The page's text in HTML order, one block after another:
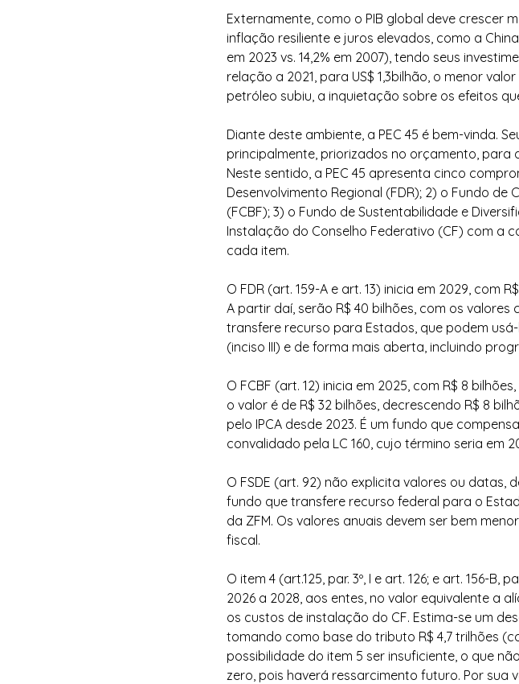
Externamente, como o PIB global deve crescer
inflação resiliente e juros elevados, como a
em 2023 vs. 14,2% em 2007), tendo seus
relação a 2021, para US$ 1,3bilhão, o menor
petróleo subiu, a inquietação sobre os efeitos
Diante deste ambiente, a PEC 45 é bem-vinda.
principalmente, priorizados no orçamento, para
Neste sentido, a PEC 45 apresenta cinco
Desenvolvimento Regional (FDR); 2) o Fundo de
(FCBF); 3) o Fundo de Sustentabilidade e
Instalação do Conselho Federativo (CF) com a
cada item.
O FDR (art. 159-A e art. 13) inicia em 2029, com
A partir daí, serão R$ 40 bilhões, com os valores
transfere recurso para Estados, que podem
(inciso III) e de forma mais aberta, incluindo
O FCBF (art. 12) inicia em 2025, com R$ 8
o valor é de R$ 32 bilhões, decrescendo R$ 8
pelo IPCA desde 2023. É um fundo que
convalidado pela LC 160, cujo término seria em
O FSDE (art. 92) não explicita valores ou datas,
fundo que transfere recurso federal para o
da ZFM. Os valores anuais devem ser bem
fiscal.
O item 4 (art.125, par. 3º, I e art. 126; e art. 156-
2026 a 2028, aos entes, no valor equivalente a
os custos de instalação do CF. Estima-se um
tomando como base do tributo R$ 4,7 trilhões
possibilidade do item 5 ser insuficiente, o que
zero, pois haverá ressarcimento futuro. Por sua